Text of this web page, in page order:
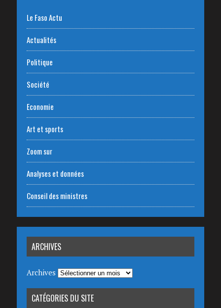
Le Faso Actu
Actualités
Politique
Société
Economie
Art et sports
Zoom sur
Analyses et données
Conseil des ministres
ARCHIVES
Archives
CATÉGORIES DU SITE